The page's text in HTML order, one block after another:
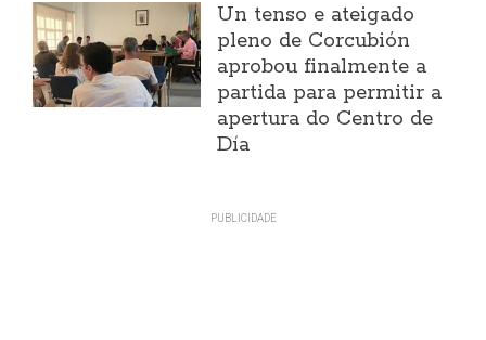
Un tenso e ateigado
pleno de Corcubión
aprobou finalmente a
partida para permitir a
apertura do Centro de
Día